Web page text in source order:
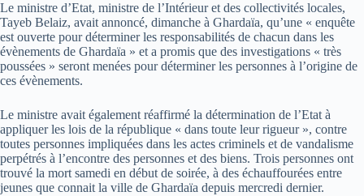
Le ministre d’Etat, ministre de l’Intérieur et des collectivités locales,
Tayeb Belaiz, avait annoncé, dimanche à Ghardaïa, qu’une « enquête
est ouverte pour déterminer les responsabilités de chacun dans les
évènements de Ghardaïa » et a promis que des investigations « très
poussées » seront menées pour déterminer les personnes à l’origine de
ces évènements.
Le ministre avait également réaffirmé la détermination de l’Etat à
appliquer les lois de la république « dans toute leur rigueur », contre
toutes personnes impliquées dans les actes criminels et de vandalisme
perpétrés à l’encontre des personnes et des biens. Trois personnes ont
trouvé la mort samedi en début de soirée, à des échauffourées entre
jeunes que connait la ville de Ghardaïa depuis mercredi dernier.